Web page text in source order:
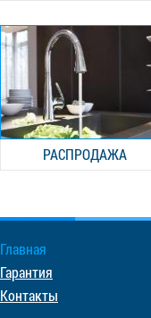
РАСПРОДАЖА
Главная
Гарантия
Контакты